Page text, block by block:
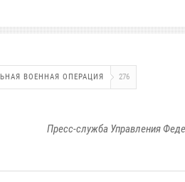
ВОЕННАЯ ОПЕРАЦИЯ 276
Пресс-служба Управления